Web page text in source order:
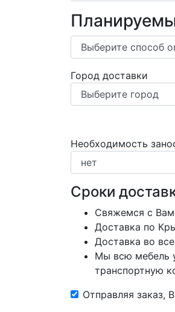
Город доставки
Необходимость
Сроки
Свяжемся с
Доставка по
Доставка во
Мы всю мебель
транспортную
Отправляя заказ,